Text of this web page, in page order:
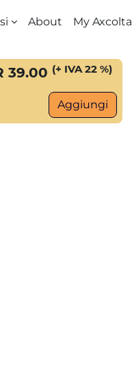
About My Axcolta
39.00 (+ IVA 22 %)